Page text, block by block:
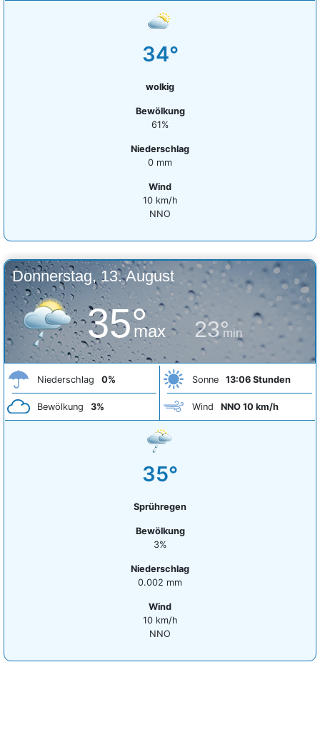
34°
wolkig
Bewölkung
61%
Niederschlag
0 mm
Wind
10 km/h
NNO
Donnerstag, 13. August
35°
max 23°
min
Niederschlag 0%
Bewölkung 3%
Sonne 13:06 Stunden
Wind NNO 10 km/h
35°
Sprühregen
Bewölkung
3%
Niederschlag
0.002 mm
Wind
10 km/h
NNO